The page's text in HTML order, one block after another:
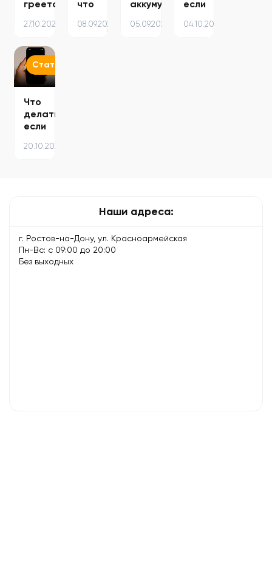
греется
шумит
—
причины…
27.10.2025
что
менять
08.09.2025
аккумулятор
без
05.09.2025
если
не
04.10.2025
Статьи
Что
делать,
если
не
20.10.2025
Наши адреса:
г. Ростов-на-Дону, ул. Красноармейская
Пн-Вс: с 09:00 до 20:00
Без выходных